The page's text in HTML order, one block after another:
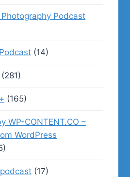
Podcast
(14)
(281)
(165)
WP-CONTENT.CO –
WordPress
(17)